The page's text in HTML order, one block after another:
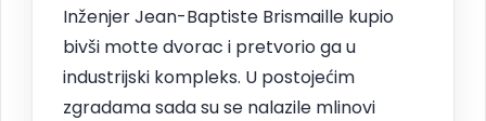
Inženjer Jean-Baptiste Brismaille kupio
bivši motte dvorac i pretvorio ga u
industrijski kompleks. U postojećim
zgradama sada su se nalazile mlinovi